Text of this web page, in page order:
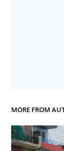
MORE FROM